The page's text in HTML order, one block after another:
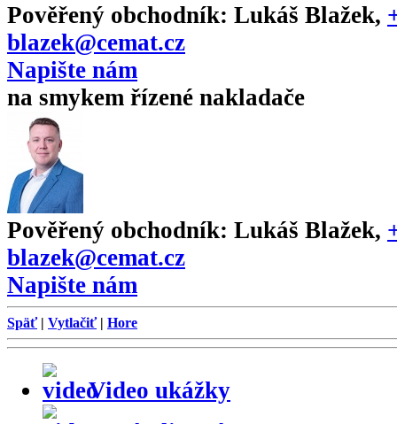
Pověřený obchodník: Lukáš Blažek,
blazek@cemat.cz
Napište nám
na smykem řízené nakladače
Pověřený obchodník: Lukáš Blažek,
blazek@cemat.cz
Napište nám
Späť| Vytlačiť| Hore
Video ukážky